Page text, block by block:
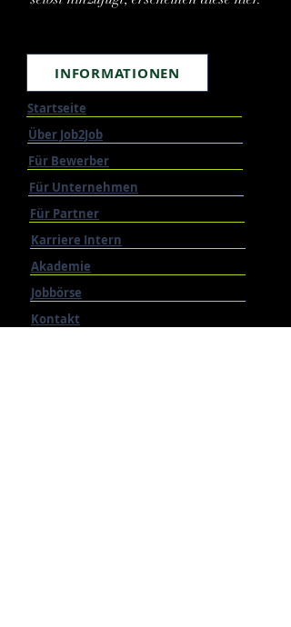
INFORMATIONEN
Startseite
Über Job2Job
Für Bewerber
Für Unternehmen
Für Partner
Karriere Intern
Akademie
Jobbörse
Kontakt